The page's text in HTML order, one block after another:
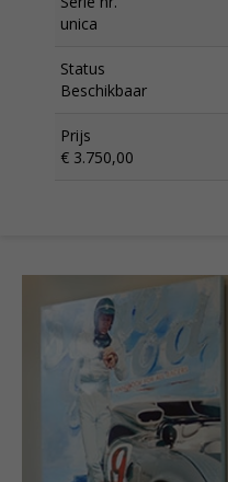
unica
Status
Beschikbaar
Prijs
€ 3.750,00